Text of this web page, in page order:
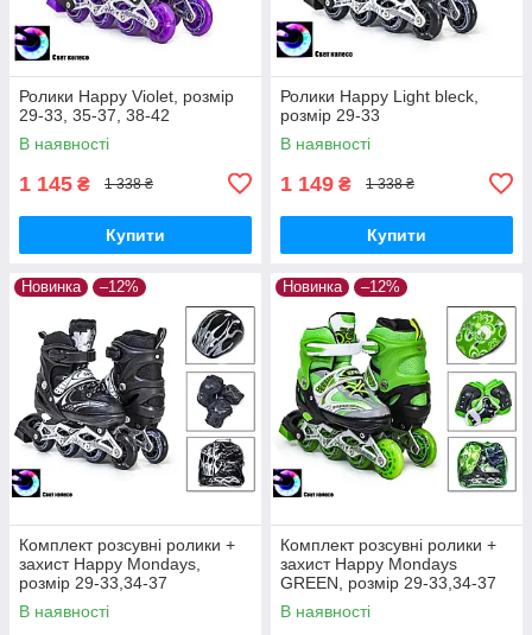
Ролики Happy Violet, розмір
29-33, 35-37, 38-42
В наявності
1 145 ₴ 1 338 ₴
Купити
Ролики Happy Light bleck,
розмір 29-33
В наявності
1 149 ₴ 1 338 ₴
Купити
Новинка –12%
Комплект розсувні ролики +
захист Happy Mondays,
розмір 29-33,34-37
В наявності
Новинка –12%
Комплект розсувні ролики +
захист Happy Mondays
GREEN, розмір 29-33,34-37
В наявності